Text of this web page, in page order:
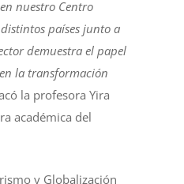
nuestro Centro
países junto a
demuestra el papel
la transformación
la profesora Yira
académica del
y Globalización